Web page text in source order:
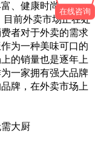
、健康时尚的烤肉
目前外卖市场正在处
者对于外卖的需求
为一种美味可口的
的销量也是逐年上
一家拥有强大品牌
牌，在外卖市场上
大厨
在线咨询